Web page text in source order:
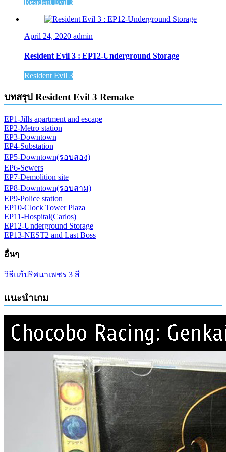
Resident Evil 3
April 24, 2020 admin
Resident Evil 3 : EP12-Underground Storage
Resident Evil 3
บทสรุป Resident Evil 3 Remake
EP1-Jills apartment and escape
EP2-Metro station
EP3-Downtown
EP4-Substation
EP5-Downtown(รอบสอง)
EP6-Sewers
EP7-Demolition site
EP8-Downtown(รอบสาม)
EP9-Police station
EP10-Clock Tower Plaza
EP11-Hospital(Carlos)
EP12-Underground Storage
EP13-NEST2 and Last Boss
อื่นๆ
วิธีแก้ปริศนาเพชร 3 สี
แนะนำเกม